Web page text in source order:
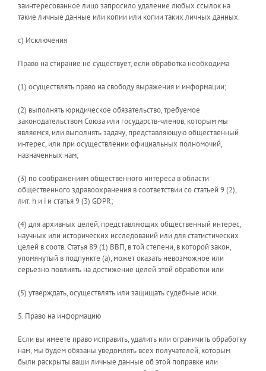
заинтересованное лицо запросило удаление любых ссылок на
такие личные данные или копии или копии таких личных данных.
c) Исключения
Право на стирание не существует, если обработка необходима
(1) осуществлять право на свободу выражения и информации;
(2) выполнять юридическое обязательство, требуемое
законодательством Союза или государств-членов, которым мы
являемся, или выполнять задачу, представляющую общественный
интерес, или при осуществлении официальных полномочий,
назначенных нам;
(3) по соображениям общественного интереса в области
общественного здравоохранения в соответствии со статьей 9 (2),
лит. h и i и статья 9 (3) GDPR;
(4) для архивных целей, представляющих общественный интерес,
научных или исторических исследований или для статистических
целей в соотв. Статья 89 (1) ВВП, в той степени, в которой закон,
упомянутый в подпункте (а), может оказать невозможное или
серьезно повлиять на достижение целей этой обработки или
(5) утверждать, осуществлять или защищать судебные иски.
5. Право на информацию
Если вы имеете право исправить, удалить или ограничить обработку
нам, мы будем обязаны уведомлять всех получателей, которым
были раскрыты ваши личные данные об этой поправке или